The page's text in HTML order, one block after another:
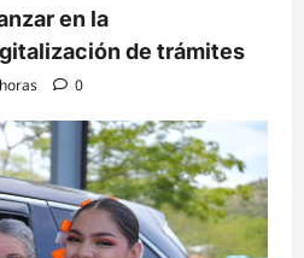
en la
de trámites
0